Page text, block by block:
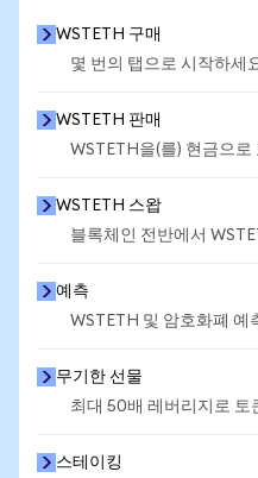
WSTETH 구매
몇 번의 탭으로 시작하세
WSTETH 판매
WSTETH을(를) 현금으로
WSTETH 스왑
블록체인 전반에서
예측
WSTETH 및 암호화폐 예
무기한 선물
최대 50배 레버리지로 토
스테이킹